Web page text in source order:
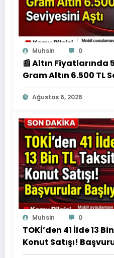
Muhsin 0
📰 Altın Fiyatlarında
Gram Altın 6.500 TL
Ağustos 6, 2026
Muhsin 0
TOKİ’den 41 İlde 13
Konut Satışı!